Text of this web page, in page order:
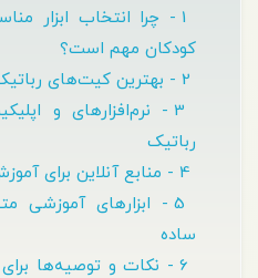
1 - چرا انتخاب ابزار
کودکان مهم است؟
3 - نرم‌افزارهای و
رباتیک
5 - ابزارهای آموزشی
ساده
6 - نکات و توصیه‌ها برای